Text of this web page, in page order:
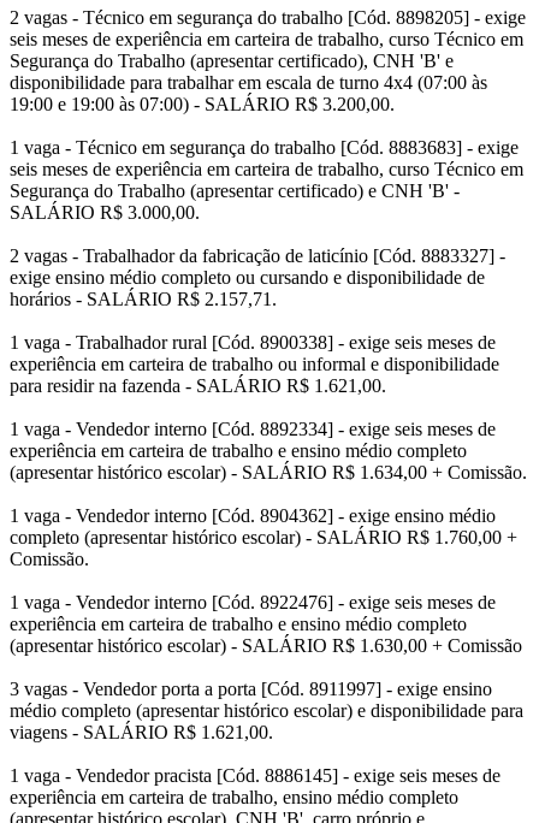
2 vagas - Técnico em segurança do trabalho [Cód. 8898205] - exige
seis meses de experiência em carteira de trabalho, curso Técnico em
Segurança do Trabalho (apresentar certificado), CNH 'B' e
disponibilidade para trabalhar em escala de turno 4x4 (07:00 às
19:00 e 19:00 às 07:00) - SALÁRIO R$ 3.200,00.
1 vaga - Técnico em segurança do trabalho [Cód. 8883683] - exige
seis meses de experiência em carteira de trabalho, curso Técnico em
Segurança do Trabalho (apresentar certificado) e CNH 'B' -
SALÁRIO R$ 3.000,00.
2 vagas - Trabalhador da fabricação de laticínio [Cód. 8883327] -
exige ensino médio completo ou cursando e disponibilidade de
horários - SALÁRIO R$ 2.157,71.
1 vaga - Trabalhador rural [Cód. 8900338] - exige seis meses de
experiência em carteira de trabalho ou informal e disponibilidade
para residir na fazenda - SALÁRIO R$ 1.621,00.
1 vaga - Vendedor interno [Cód. 8892334] - exige seis meses de
experiência em carteira de trabalho e ensino médio completo
(apresentar histórico escolar) - SALÁRIO R$ 1.634,00 + Comissão.
1 vaga - Vendedor interno [Cód. 8904362] - exige ensino médio
completo (apresentar histórico escolar) - SALÁRIO R$ 1.760,00 +
Comissão.
1 vaga - Vendedor interno [Cód. 8922476] - exige seis meses de
experiência em carteira de trabalho e ensino médio completo
(apresentar histórico escolar) - SALÁRIO R$ 1.630,00 + Comissão
3 vagas - Vendedor porta a porta [Cód. 8911997] - exige ensino
médio completo (apresentar histórico escolar) e disponibilidade para
viagens - SALÁRIO R$ 1.621,00.
1 vaga - Vendedor pracista [Cód. 8886145] - exige seis meses de
experiência em carteira de trabalho, ensino médio completo
(apresentar histórico escolar), CNH 'B', carro próprio e